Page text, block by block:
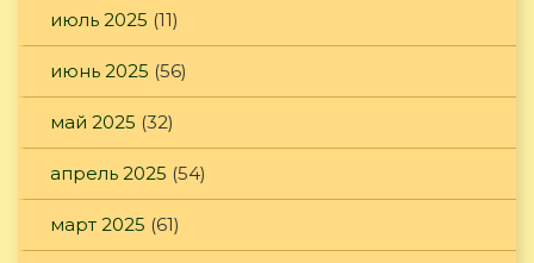
июль 2025 (11)
июнь 2025 (56)
май 2025 (32)
апрель 2025 (54)
март 2025 (61)